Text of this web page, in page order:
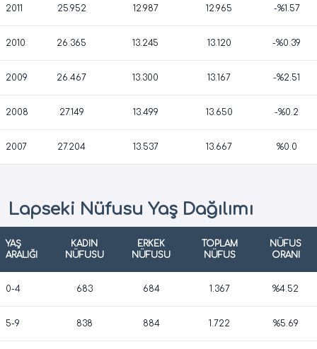
2011 25.952 12.987 12.965 -%1.57
2010 26.365 13.245 13.120 -%0.39
2009 26.467 13.300 13.167 -%2.51
2008 27.149 13.499 13.650 -%0.2
2007 27.204 13.537 13.667 %0.0
Lapseki Nüfusu Yaş Dağılımı
YAŞ
ARALIĞI
KADIN
NÜFUSU
ERKEK
NÜFUSU
TOPLAM
NÜFUS
NÜFUS
ORANI
0-4 683 684 1.367 %4.52
5-9 838 884 1.722 %5.69